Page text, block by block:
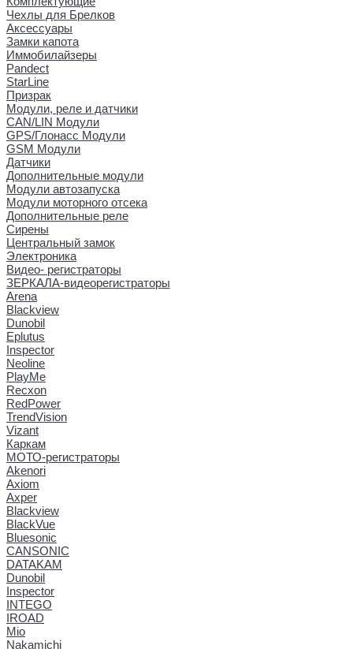
Чехлы для Брелков
Аксессуары
Замки капота
Иммобилайзеры
Pandect
StarLine
Призрак
Модули, реле и датчики
CAN/LIN Модули
GPS/Глонасс Модули
GSM Модули
Датчики
Дополнительные модули
Модули автозапуска
Модули моторного отсека
Дополнительные реле
Сирены
Центральный замок
Электроника
Видео- регистраторы
ЗЕРКАЛА-видеорегистраторы
Arena
Blackview
Dunobil
Eplutus
Inspector
Neoline
PlayMe
Recxon
RedPower
TrendVision
Vizant
Каркам
МОТО-регистраторы
Akenori
Axiom
Axper
Blackview
BlackVue
Bluesonic
CANSONIC
DATAKAM
Dunobil
Inspector
INTEGO
IROAD
Mio
Nakamichi